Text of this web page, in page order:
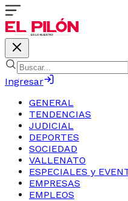
Ingresar
GENERAL
TENDENCIAS
JUDICIAL
DEPORTES
SOCIEDAD
VALLENATO
ESPECIALES y
EMPRESAS
EMPLEOS